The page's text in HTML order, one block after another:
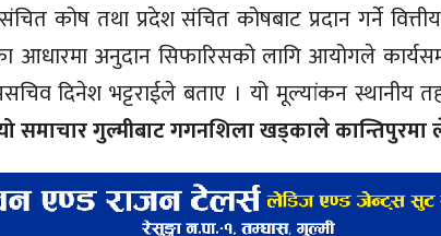
कोष तथा प्रदेश संचित कोषबाट प्रदान गर्ने
आधारमा अनुदान सिफारिसको लागि आयोगले
दिनेश भट्टराईले बताए । यो मूल्यांकन स्थानीय
समाचार गुल्मीबाट गगनशिला खड्काले कान्तिपुरमा